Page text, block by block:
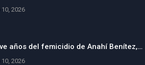
2026
años del femicidio de Anahí Benítez,…
2026